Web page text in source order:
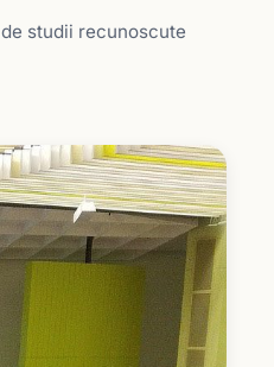
studii recunoscute